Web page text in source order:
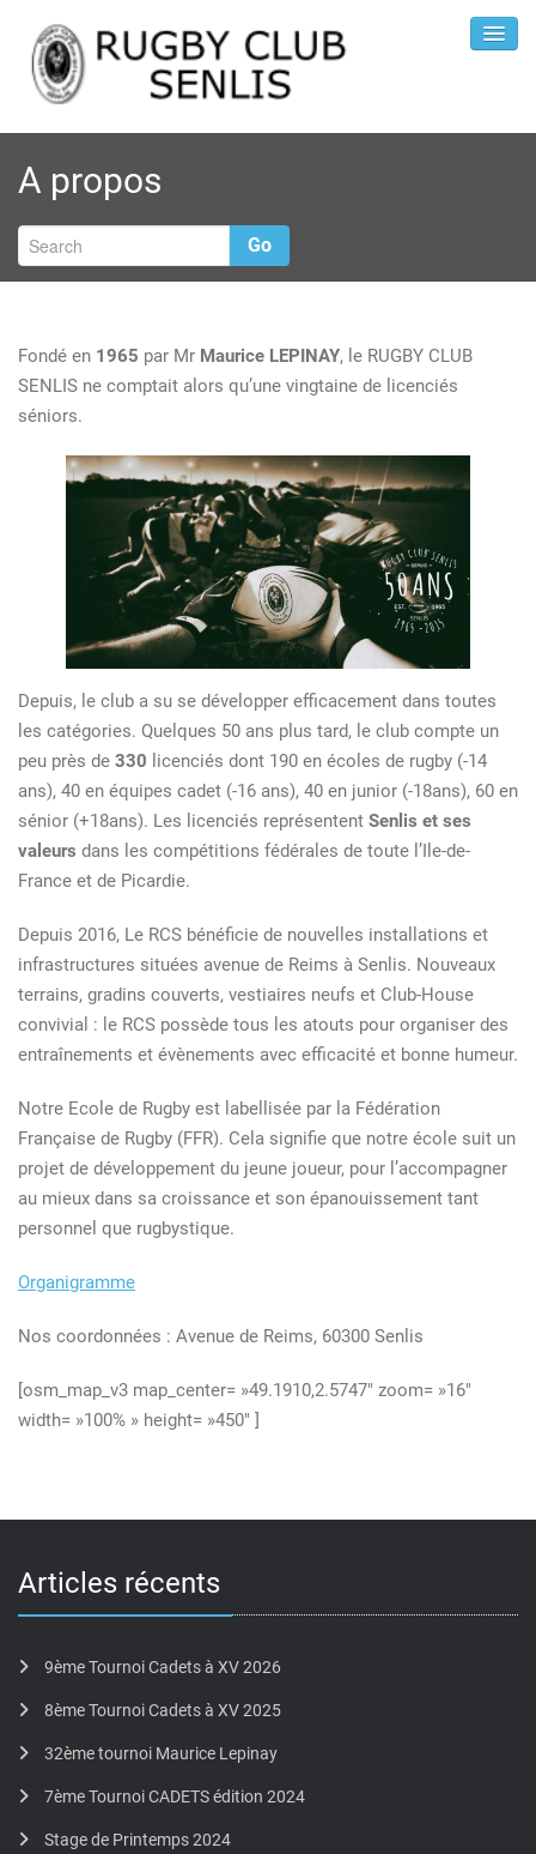
A propos
Go
Fondé en 1965 par Mr Maurice LEPINAY, le RUGBY CLUB
SENLIS ne comptait alors qu’une vingtaine de licenciés
séniors.
Depuis, le club a su se développer efficacement dans toutes
les catégories. Quelques 50 ans plus tard, le club compte un
peu près de 330 licenciés dont 190 en écoles de rugby (-14
ans), 40 en équipes cadet (-16 ans), 40 en junior (-18ans), 60 en
sénior (+18ans). Les licenciés représentent Senlis et ses
valeurs dans les compétitions fédérales de toute l’Ile-de-
France et de Picardie.
Depuis 2016, Le RCS bénéficie de nouvelles installations et
infrastructures situées avenue de Reims à Senlis. Nouveaux
terrains, gradins couverts, vestiaires neufs et Club-House
convivial : le RCS possède tous les atouts pour organiser des
entraînements et évènements avec efficacité et bonne humeur.
Notre Ecole de Rugby est labellisée par la Fédération
Française de Rugby (FFR). Cela signifie que notre école suit un
projet de développement du jeune joueur, pour l’accompagner
au mieux dans sa croissance et son épanouissement tant
personnel que rugbystique.
Organigramme
Nos coordonnées : Avenue de Reims, 60300 Senlis
[osm_map_v3 map_center= »49.1910,2.5747″ zoom= »16″
width= »100% » height= »450″ ]
Articles récents
9ème Tournoi Cadets à XV 2026
8ème Tournoi Cadets à XV 2025
32ème tournoi Maurice Lepinay
7ème Tournoi CADETS édition 2024
Stage de Printemps 2024